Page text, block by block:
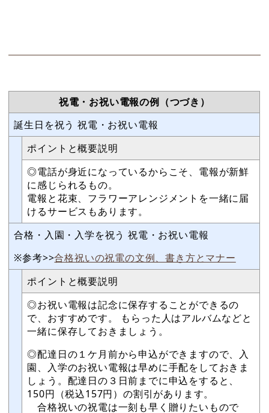
祝電・お祝い電報の例（つづき）
誕生日を祝う 祝電・お祝い電報
ポイントと概要説明
◎電話が身近になっているからこそ、電報が新鮮
に感じられるもの。
電報と花束、フラワーアレンジメントを一緒に届
けるサービスもあります。
合格・入園・入学を祝う 祝電・お祝い電報
※参考>>合格祝いの祝電の文例、書き方とマナー
ポイントと概要説明
◎お祝い電報は記念に保存することができるの
で、おすすめです。 もらった人はアルバムなどと
一緒に保存しておきましょう。
◎配達日の１ケ月前から申込ができますので、入
園、入学のお祝い電報は早めに手配をしておきま
しょう。配達日の３日前までに申込をすると、
150円（税込157円）の割引があります。
合格祝いの祝電は一刻も早く贈りたいもので